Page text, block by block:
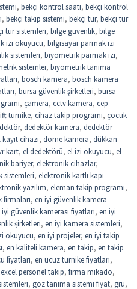
, bekçi kontrol saati, bekçi kontrol
, bekçi takip sistemi, bekçi tur, bekçi tur
tur sistemleri, bilge güvenlik, bilge
izi okuyucu, bilgisayar parmak izi
sistemleri, biyometrik parmak izi,
sistemler, biyometrik tanıma
, bosch kamera, bosch kamera
, bursa güvenlik şirketleri, bursa
, çamera, cctv kamera, cep
turnike, cihaz takip programı, çocuk
, dedektör kamera, dedektör
cihazı, dome kamera, dükkan
kart, el dedektörü, el izi okuyucu, el
bariyer, elektronik cihazlar,
sistemleri, elektronik kartlı kapı
yazılım, eleman takip programı,
firmaları, en iyi güvenlik kamera
iyi güvenlik kamerası fiyatları, en iyi
şirketleri, en iyi kamera sistemleri,
okuyucu, en iyi projeler, en iyi takip
, en kaliteli kamera, en takip, en takip
fiyatları, en ucuz turnike fiyatları,
excel personel takip, firma mikado,
, göz tanıma sistemi fiyat, grü,